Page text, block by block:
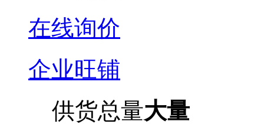
在线询价
企业旺铺
供货总量大量